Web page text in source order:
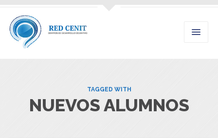
TAGGED WITH
NUEVOS ALUMNOS